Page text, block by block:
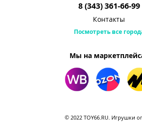
8 (343) 361-66-99
Контакты
Посмотреть все
Мы на
© 2022 TOY66.RU. Игрушки